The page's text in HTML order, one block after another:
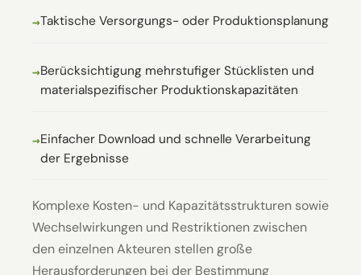
Taktische Versorgungs- oder Produktions­planung
Berücksichtigung mehrstufiger Stücklisten und
material­spezifischer Produktions­kapazitäten
Einfacher Download und schnelle Verarbeitung
der Ergebnisse
Komplexe Kosten- und Kapazitätsstrukturen sowie
Wechselwirkungen und Restriktionen zwischen
den einzelnen Akteuren stellen große
Herausforderungen bei der Bestimmung